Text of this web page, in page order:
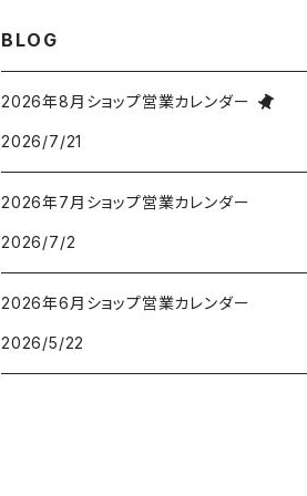
BLOG
2026年8月ショップ営業カレンダー
2026/7/21
2026年7月ショップ営業カレンダー
2026/7/2
2026年6月ショップ営業カレンダー
2026/5/22